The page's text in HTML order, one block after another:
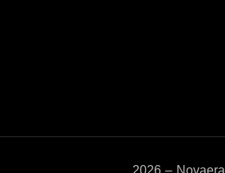
2026 – Novaera